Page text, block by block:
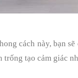
cách này, bạn
trống tạo cảm giác